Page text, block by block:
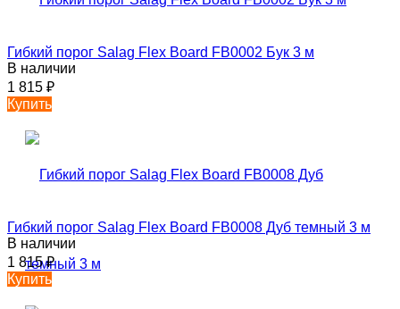
Гибкий порог Salag Flex Board FB0002 Бук 3 м
В наличии
1 815 ₽
Купить
Гибкий порог Salag Flex Board FB0008 Дуб темный 3 м
В наличии
1 815₽
Купить